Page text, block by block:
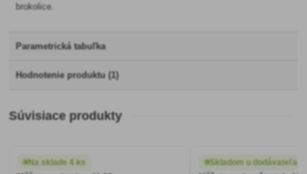
brokolice.
Parametrická tabuľka
Hodnotenie produktu (1)
Súvisiace produkty
Na sklade 4 ks
Skladom u dodávateľa